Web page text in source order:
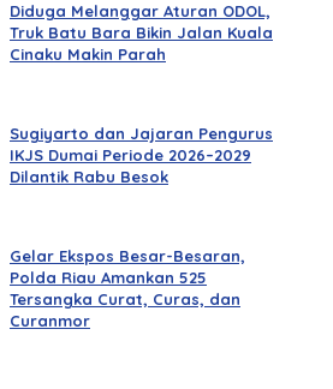
Diduga Melanggar Aturan ODOL,
Truk Batu Bara Bikin Jalan Kuala
Cinaku Makin Parah
Sugiyarto dan Jajaran Pengurus
IKJS Dumai Periode 2026–2029
Dilantik Rabu Besok
Gelar Ekspos Besar-Besaran,
Polda Riau Amankan 525
Tersangka Curat, Curas, dan
Curanmor